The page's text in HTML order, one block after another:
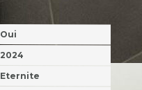
Oui
2024
Eternite